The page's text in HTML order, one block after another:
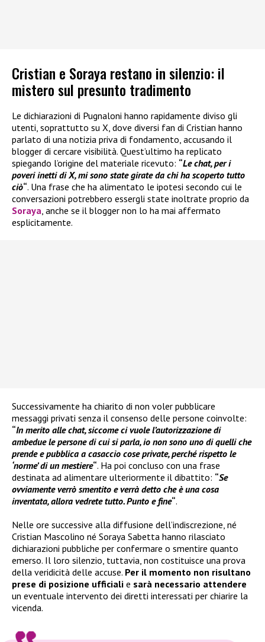
Cristian e Soraya restano in silenzio: il
mistero sul presunto tradimento
Le dichiarazioni di Pugnaloni hanno rapidamente diviso gli
utenti, soprattutto su X, dove diversi fan di Cristian hanno
parlato di una notizia priva di fondamento, accusando il
blogger di cercare visibilità. Quest’ultimo ha replicato
spiegando l’origine del materiale ricevuto: “Le chat, per i
poveri inetti di X, mi sono state girate da chi ha scoperto tutto
ciò“. Una frase che ha alimentato le ipotesi secondo cui le
conversazioni potrebbero essergli state inoltrate proprio da
Soraya, anche se il blogger non lo ha mai affermato
esplicitamente.
Successivamente ha chiarito di non voler pubblicare
messaggi privati senza il consenso delle persone coinvolte:
“In merito alle chat, siccome ci vuole l’autorizzazione di
ambedue le persone di cui si parla, io non sono uno di quelli che
prende e pubblica a casaccio cose private, perché rispetto le
‘norme’ di un mestiere“. Ha poi concluso con una frase
destinata ad alimentare ulteriormente il dibattito: “Se
ovviamente verrò smentito e verrà detto che è una cosa
inventata, allora vedrete tutto. Punto e fine“.
Nelle ore successive alla diffusione dell’indiscrezione, né
Cristian Mascolino né Soraya Sabetta hanno rilasciato
dichiarazioni pubbliche per confermare o smentire quanto
emerso. Il loro silenzio, tuttavia, non costituisce una prova
della veridicità delle accuse. Per il momento non risultano
prese di posizione ufficiali e sarà necessario attendere
un eventuale intervento dei diretti interessati per chiarire la
vicenda.